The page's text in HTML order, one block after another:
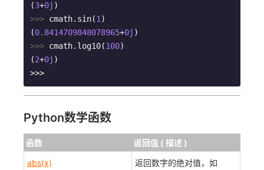
(3+0j
>>> cmath.sin(1 )
(0.8414709848078965+0j
>>> cmath.log10(100)
(2+0j )
>>>
Python数学函数
函数
返回值 ( 描述 )
abs(x)
返回数字的绝对值，如